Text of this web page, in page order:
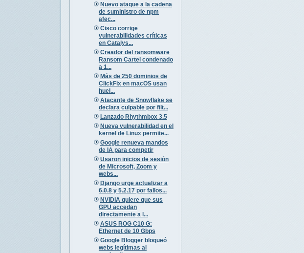
Nuevo ataque a la cadena
de suministro de npm
afec...
Cisco corrige
vulnerabilidades críticas
en Catalys...
Creador del ransomware
Ransom Cartel condenado
a 1...
Más de 250 dominios de
ClickFix en macOS usan
huel...
Atacante de Snowflake se
declara culpable por filt...
Lanzado Rhythmbox 3.5
Nueva vulnerabilidad en el
kernel de Linux permite...
Google renueva mandos
de IA para competir
Usaron inicios de sesión
de Microsoft, Zoom y
webs...
Django urge actualizar a
6.0.8 y 5.2.17 por fallos...
NVIDIA quiere que sus
GPU accedan
directamente a l...
ASUS ROG C10 G:
Ethernet de 10 Gbps
Google Blogger bloqueó
webs legítimas al